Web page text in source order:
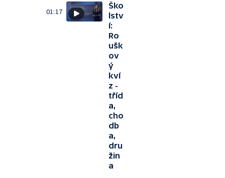
01:17
Ško
lstv
í:
Ro
ušk
ov
ý
kví
z -
tříd
a,
cho
db
a,
dru
žin
a